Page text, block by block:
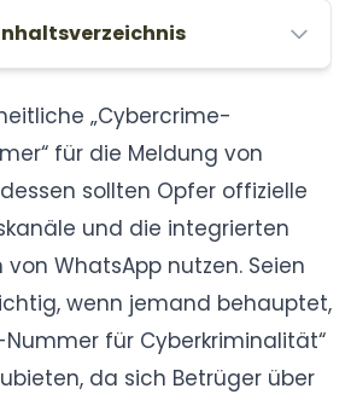
„Cybercrime-
für die Meldung von
sollten Opfer offizielle
und die integrierten
WhatsApp nutzen. Seien
wenn jemand behauptet,
Nummer für Cyberkriminalität“
da sich Betrüger über